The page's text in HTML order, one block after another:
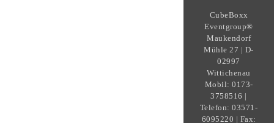
CubeBoxx
Eventgroup®
Maukendorf
Mühle 27 | D-
02997
Wittichenau
Mobil: 0173-
3758516 |
Telefon: 03571-
6095220 | Fax: